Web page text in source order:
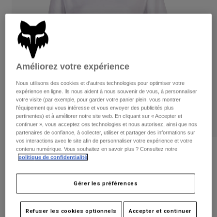
Pantalons
Shorts
Vestes
Gants
Protections
Masques
Chaussettes
Accessoires
Pièces de rechange
Pantalons
Gants
Protections
Masques
Chaussettes
Sacs et accessoires
Pièces de rechange
Chemises
Voir tout
Femme
T-shirts et tops
Sweats et Pulls
Vestes
Pantalons
Chemises
Masques
Chaussettes
Voir tout
Moto
Casques
Maillots
Pantalons
Bottes
Protections
Gants
T-shirt Level Up Premium - Femme
Article n°31780
Price reduced from
39,99 €to20,00 € 50% OFF
Améliorez votre expérience
Nous utilisons des cookies et d'autres technologies pour optimiser votre
expérience en ligne. Ils nous aident à nous souvenir de vous, à personnaliser
votre visite (par exemple, pour garder votre panier plein, vous montrer
l'équipement qui vous intéresse et vous envoyer des publicités plus
pertinentes) et à améliorer notre site web. En cliquant sur « Accepter et
continuer », vous acceptez ces technologies et nous autorisez, ainsi que nos
partenaires de confiance, à collecter, utiliser et partager des informations sur
vos interactions avec le site afin de personnaliser votre expérience et votre
contenu numérique. Vous souhaitez en savoir plus ? Consultez notre
politique de confidentialité
Gérer les préférences
Refuser les cookies optionnels Accepter et continuer